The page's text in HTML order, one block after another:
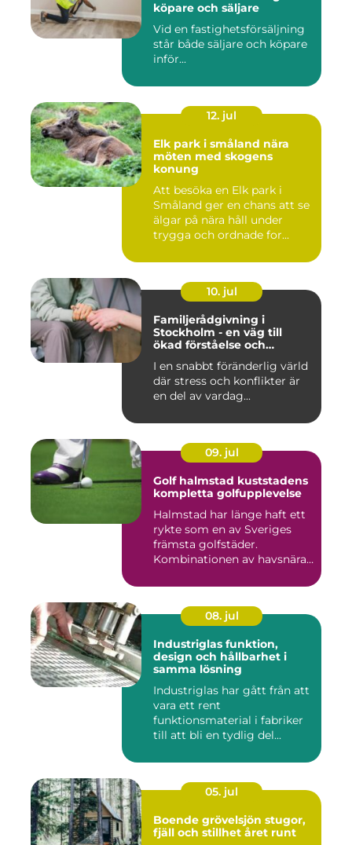
köpare och säljare
Vid en fastighetsförsäljning
står både säljare och köpare
inför...
12. jul
Elk park i småland nära
möten med skogens
konung
Att besöka en Elk park i
Småland ger en chans att se
älgar på nära håll under
trygga och ordnade for...
10. jul
Familjerådgivning i
Stockholm - en väg till
ökad förståelse och
I en snabbt föränderlig värld
där stress och konflikter är
en del av vardag...
09. jul
Golf halmstad kuststadens
kompletta golfupplevelse
Halmstad har länge haft ett
rykte som en av Sveriges
främsta golfstäder.
Kombinationen av havsnära
08. jul
Industriglas funktion,
design och hållbarhet i
samma lösning
Industriglas har gått från att
vara ett rent
funktionsmaterial i fabriker
till att bli en tydlig del...
05. jul
Boende grövelsjön stugor,
fjäll och stillhet året runt